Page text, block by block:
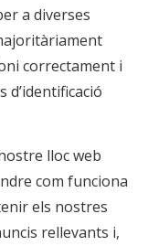
a diverses
correctament i
d’identificació
lloc web
com funciona
els nostres
rellevants i,